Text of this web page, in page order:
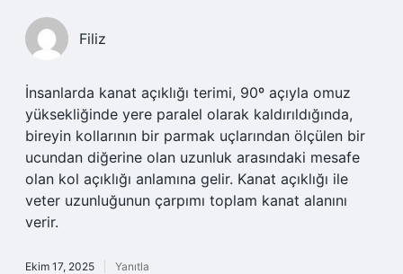
Filiz
İnsanlarda kanat açıklığı terimi, 90º açıyla omuz
yüksekliğinde yere paralel olarak kaldırıldığında,
bireyin kollarının bir parmak uçlarından ölçülen bir
ucundan diğerine olan uzunluk arasındaki mesafe
olan kol açıklığı anlamına gelir. Kanat açıklığı ile
veter uzunluğunun çarpımı toplam kanat alanını
verir.
Ekim 17, 2025 Yanıtla